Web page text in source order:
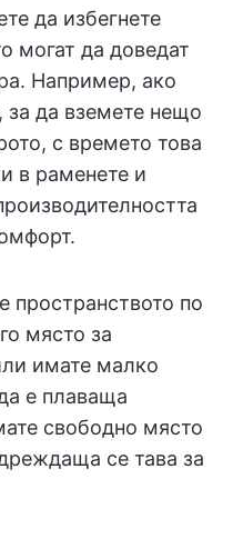
да избегнете
могат да доведат
Например, ако
за да вземете нещо
с времето това
в раменете и
пространството по
място за
имате малко
е плаваща
свободно място
се тава за